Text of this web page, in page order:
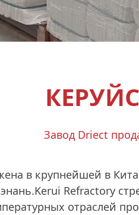
Завод Driect
в крупнейшей в
Refractory
отраслей